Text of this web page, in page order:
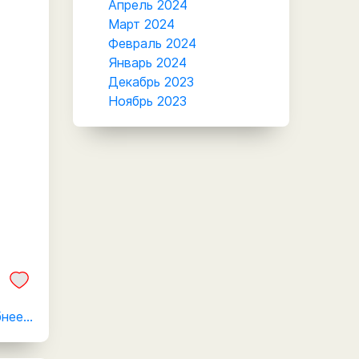
Апрель 2024
Март 2024
Февраль 2024
Январь 2024
Декабрь 2023
Ноябрь 2023